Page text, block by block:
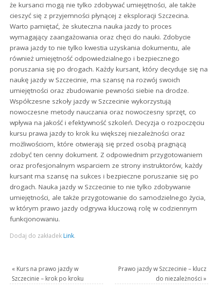
że kursanci mogą nie tylko zdobywać umiejętności, ale także
cieszyć się z przyjemności płynącej z eksploracji Szczecina.
Warto pamiętać, że skuteczna nauka jazdy to proces
wymagający zaangażowania oraz chęci do nauki. Zdobycie
prawa jazdy to nie tylko kwestia uzyskania dokumentu, ale
również umiejętność odpowiedzialnego i bezpiecznego
poruszania się po drogach. Każdy kursant, który decyduje się na
naukę jazdy w Szczecinie, ma szansę na rozwój swoich
umiejętności oraz zbudowanie pewności siebie na drodze.
Współczesne szkoły jazdy w Szczecinie wykorzystują
nowoczesne metody nauczania oraz nowoczesny sprzęt, co
wpływa na jakość i efektywność szkoleń. Decyzja o rozpoczęciu
kursu prawa jazdy to krok ku większej niezależności oraz
możliwościom, które otwierają się przed osobą pragnącą
zdobyć ten cenny dokument. Z odpowiednim przygotowaniem
oraz profesjonalnym wsparciem ze strony instruktorów, każdy
kursant ma szansę na sukces i bezpieczne poruszanie się po
drogach. Nauka jazdy w Szczecinie to nie tylko zdobywanie
umiejętności, ale także przygotowanie do samodzielnego życia,
w którym prawo jazdy odgrywa kluczową rolę w codziennym
funkcjonowaniu.
Dodaj do zakładek Link.
« Kurs na prawo jazdy w
Szczecinie – krok po kroku
Prawo jazdy w Szczecinie – klucz
do niezależności »